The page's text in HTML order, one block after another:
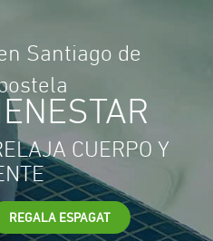
Santiago de
CUERPO Y
REGALA ESPAGAT